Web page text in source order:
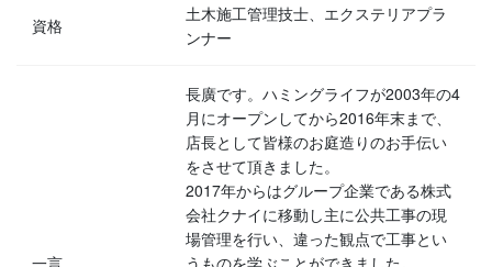
資格
土木施工管理技士、エクステリアプラ
ンナー
一言
長廣です。ハミングライフが2003年の4
月にオープンしてから2016年末まで、
店長として皆様のお庭造りのお手伝い
をさせて頂きました。
2017年からはグループ企業である株式
会社クナイに移動し主に公共工事の現
場管理を行い、違った観点で工事とい
うものを学ぶことができました。